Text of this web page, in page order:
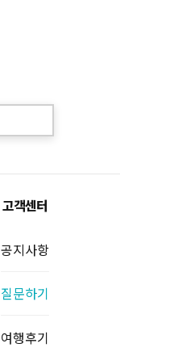
고객센터
공지사항
질문하기
여행후기